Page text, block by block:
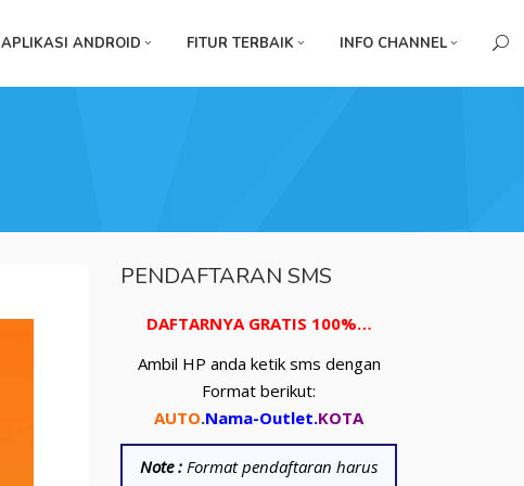
APLIKASI ANDROID FITUR TERBAIK INFO CHANNEL
PENDAFTARAN SMS
DAFTARNYA GRATIS 100%…
Ambil HP anda ketik sms dengan
Format berikut:
AUTO.Nama-Outlet.KOTA
Note : Format pendaftaran harus